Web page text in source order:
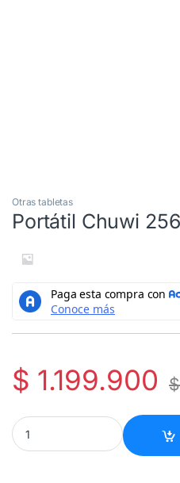
Otras tabletas
Portátil Chuwi
$ 1.199.900 $
Portátil Chuwi 256GB - 8GB